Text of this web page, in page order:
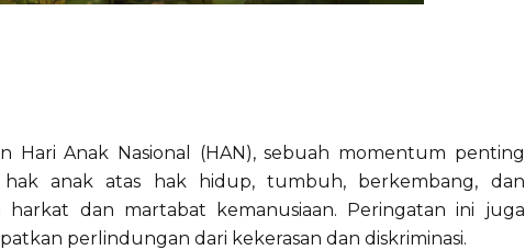
Hari Anak Nasional (HAN), sebuah momentum penting
anak atas hak hidup, tumbuh, berkembang, dan
harkat dan martabat kemanusiaan. Peringatan ini juga
perlindungan dari kekerasan dan diskriminasi.